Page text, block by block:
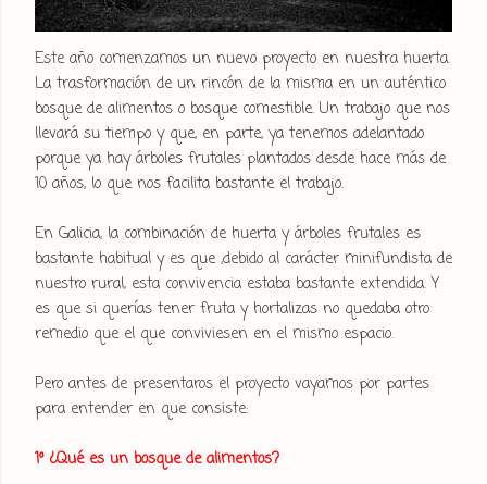
Este año comenzamos un nuevo proyecto en nuestra huerta.
La trasformación de un rincón de la misma en un auténtico
bosque de alimentos o bosque comestible. Un trabajo que nos
llevará su tiempo y que, en parte, ya tenemos adelantado
porque ya hay árboles frutales plantados desde hace más de
10 años, lo que nos facilita bastante el trabajo.
En Galicia, la combinación de huerta y árboles frutales es
bastante habitual y es que ,debido al carácter minifundista de
nuestro rural, esta convivencia estaba bastante extendida. Y
es que si querías tener fruta y hortalizas no quedaba otro
remedio que el que conviviesen en el mismo espacio.
Pero antes de presentaros el proyecto vayamos por partes
para entender en que consiste:
1º ¿Qué es un bosque de alimentos?